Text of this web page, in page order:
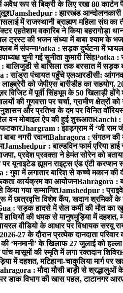
रूप से बिक्री के लिए रखा 80 कार्टन
Jamshedpur : झारखंड आन्दोलनकारी
में राजस्थानी ब्राह्मण महिला संघ का
एहतेशाम वकारिब ने किया बहरागोड़ा
ट्रस्ट की भजन संध्या में बाबा श्याम के
में संपन्नPotka : सड़क दुर्घटना में
चुनी गई सुनीता कुमारी सिंहPotka :
बालिजुडी से बासिला तक बरसात में सड़क
: सांड्रा पंचायत पहुँचे एलआरडीसी:
को जेपीएस बारीडीह का
में पूर्वी सिंहभूम के 50 खिलाड़ी
की गुणवत्ता पर चर्चा, ग्रामीण क्षेत्रों
और प्रतिभा के दम पर विनित
रेल वन मोबाइल ऐप की हुई शुरूआतRanchi :
फटकारJhargram : झाड़ग्राम में ‘जी राम
नगरी रवानाBahragora : संगठन की
Jamshedpur : बाल्डविन फार्म एरिया
प्रदेश प्रवक्ता ने हेमंत सोरेन को
यूनाइटेड ह्यूमन राइट्स एंड एंटी करप्शन
: गुवा में लगातार बारिश से कच्चे मकान की
कार्यक्रम का आयोजनBahragora :
किया गया सम्मानितJamshedpur :
में छात्रवृत्ति विशेष कैंप, खदान श्रमिकों के
: सड़क हादसे में सेल कर्मी की मौत का
की धमक से मानुषमुड़िया में दहशत,
वीडियो के आधार पर विधायक सरयू
27 के दौरान प्रत्येक दानदाता परिवार
‘मनमानी’ के खिलाफ 27 जुलाई को
मासूमों की स्मृति में लगा रक्तदान शिविर
में दहशत, मटिहाना-चाकुलिया मार्ग पर
: मौदा मौसी बाड़ी से श्रद्धालुओं
डाक विभाग की खास पहल, टाटानगर